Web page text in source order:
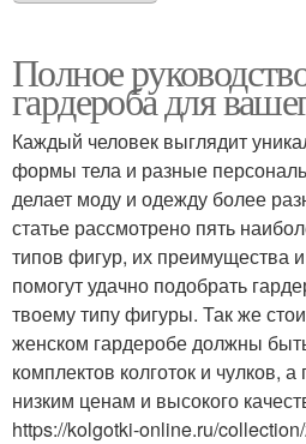
Полное
гардероба для
Каждый человек выглядит
формы тела и разные
делает моду и одежду более
статье рассмотрено пять
типов фигур, их преимущества
помогут удачно подобрать
твоему типу фигуры. Так же
женском гардеробе должны
комплектов колготок и чулков,
низким ценам и высокого
https://kolgotki-online.ru/